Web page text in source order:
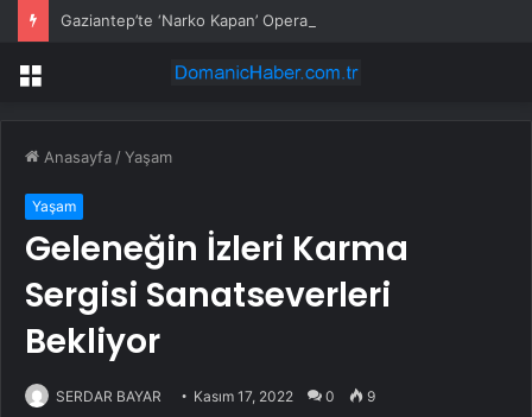
Menü
Anasayfa /Yaşam
Yaşam
Geleneğin İzleri Karma
Sergisi Sanatseverleri
Bekliyor
SERDAR BAYAR Kasım 17, 2022 0 9